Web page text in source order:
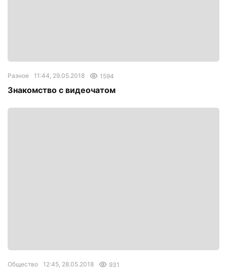
Разное 11:44, 29.05.2018 1594
Знакомство с видеочатом
Общество 12:45, 28.05.2018 931